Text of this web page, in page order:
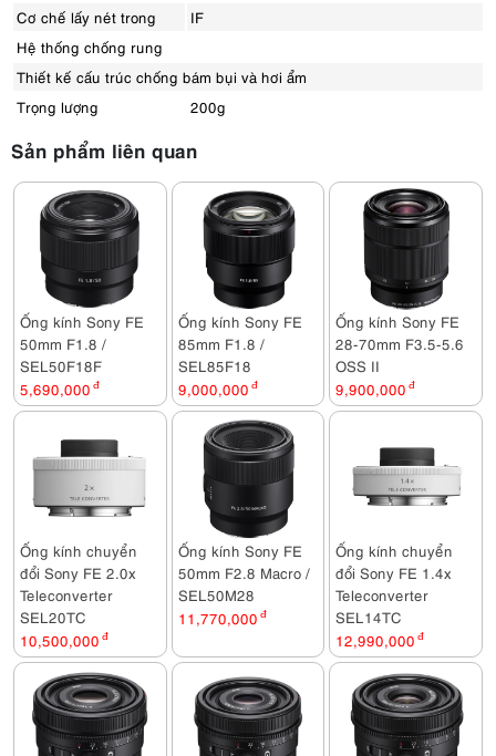
Cơ chế lấy nét trong
IF
Hệ thống chống rung
Thiết kế cấu trúc chống bám bụi và hơi ẩm
Trọng lượng
200g
Sản phẩm liên quan
Ống kính Sony FE
50mm F1.8 /
SEL50F18F
5,690,000 đ
Ống kính Sony FE
85mm F1.8 /
SEL85F18
9,000,000 đ
Ống kính Sony FE
28-70mm F3.5-5.6
OSS II
9,900,000 đ
Ống kính chuyển
đổi Sony FE 2.0x
Teleconverter
SEL20TC
10,500,000 đ
Ống kính Sony FE
50mm F2.8 Macro /
SEL50M28
11,770,000 đ
Ống kính chuyển
đổi Sony FE 1.4x
Teleconverter
SEL14TC
12,990,000 đ